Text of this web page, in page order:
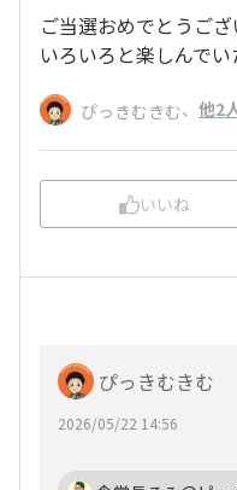
ご当選おめでとうござ
いろいろと楽しんで
ぴっきむきむ、 他2
いいね
ぴっきむきむ
2026/05/22 14:56